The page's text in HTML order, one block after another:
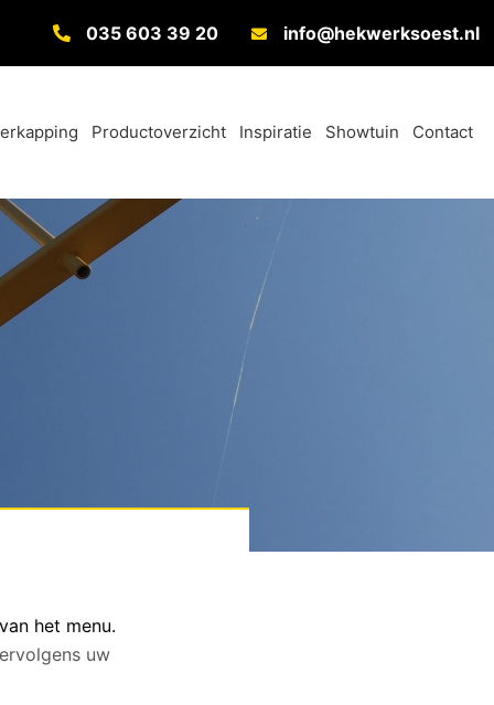
035 603 39 20 info@hekwerksoest.nl
Productoverzicht Inspiratie Showtuin Contact
het menu.
uw